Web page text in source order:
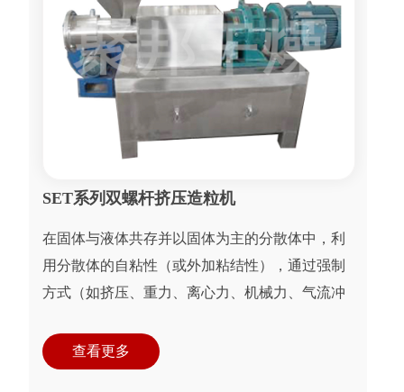
SET系列双螺杆挤压造粒机
在固体与液体共存并以固体为主的分散体中，利
用分散体的自粘性（或外加粘结性），通过强制
方式（如挤压、重力、离心力、机械力、气流冲
形成一定形状...
查看更多